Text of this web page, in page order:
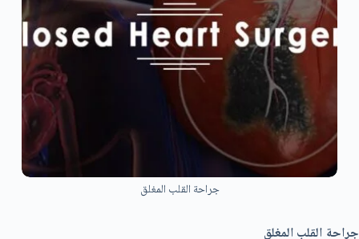
جراحة القلب المغلق
جراحة القلب المغلق